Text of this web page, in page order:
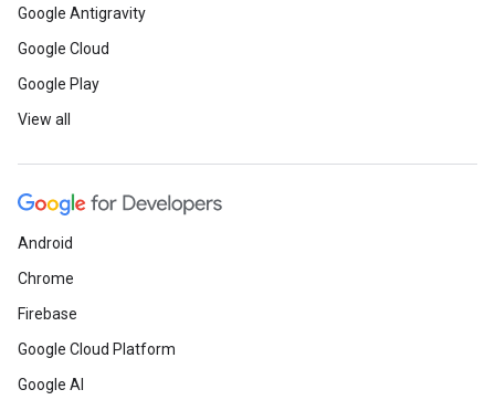
Google Antigravity
Google Cloud
Google Play
View all
Android
Chrome
Firebase
Google Cloud Platform
Google AI